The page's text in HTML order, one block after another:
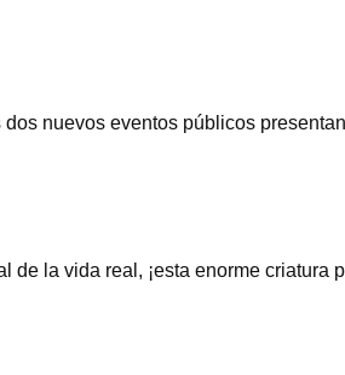
nuevos eventos públicos
de la vida real, ¡esta enorme